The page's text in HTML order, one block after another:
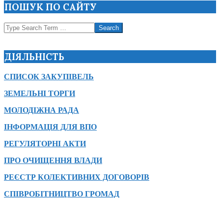
ПОШУК ПО САЙТУ
Search
ДІЯЛЬНІСТЬ
СПИСОК ЗАКУПІВЕЛЬ
ЗЕМЕЛЬНІ ТОРГИ
МОЛОДІЖНА РАДА
ІНФОРМАЦІЯ ДЛЯ ВПО
РЕГУЛЯТОРНІ АКТИ
ПРО ОЧИЩЕННЯ ВЛАДИ
РЕЄСТР КОЛЕКТИВНИХ ДОГОВОРІВ
СПІВРОБІТНИЦТВО ГРОМАД